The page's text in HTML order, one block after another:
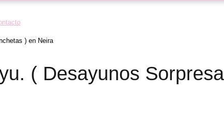
) en Neira
( Desayunos